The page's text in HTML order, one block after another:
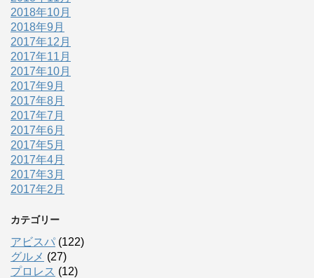
2018年10月
2018年9月
2017年12月
2017年11月
2017年10月
2017年9月
2017年8月
2017年7月
2017年6月
2017年5月
2017年4月
2017年3月
2017年2月
カテゴリー
アビスパ (122)
グルメ (27)
プロレス (12)